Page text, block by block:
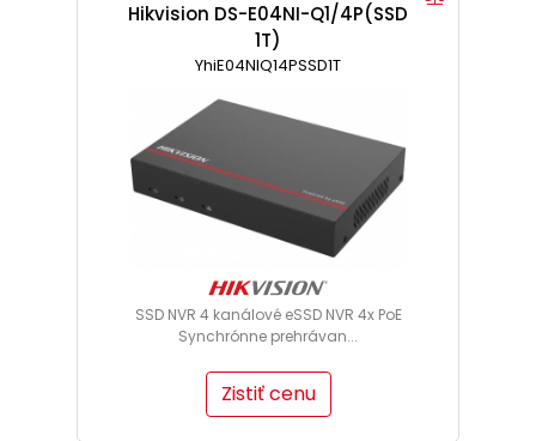
Hikvision DS-E04NI-Q1/4P(SSD
1T)
YhiE04NIQ14PSSD1T
SSD NVR 4 kanálové eSSD NVR 4x PoE
Synchrónne prehrávan...
Zistiť cenu